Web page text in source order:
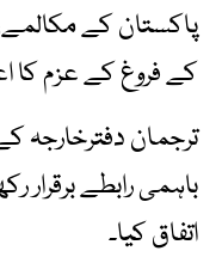
پاکستان کے
کے فروغ کے عزم کا
ترجمان دفترخارجہ
باہمی رابطے برقرار
اتفاق کیا۔